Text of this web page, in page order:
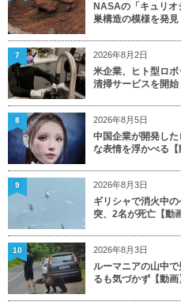
NASAの「キュリ
巣構造の模様を発見
2026年8月2日
米企業、ヒト型ロ
清掃サービスを開始
7
2026年8月5日
中国企業が開発し
な表情を浮かべる【
8
2026年8月3日
ギリシャで消火中
突、2名が死亡【動画
9
2026年8月3日
ルーマニアの山中
るも気づかず【動画
10